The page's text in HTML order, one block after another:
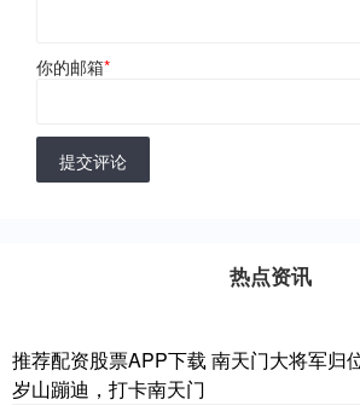
你的邮箱*
提交评论
热点资讯
推荐配资股票APP下载 南天门大将军归
岁山蹦迪，打卡南天门